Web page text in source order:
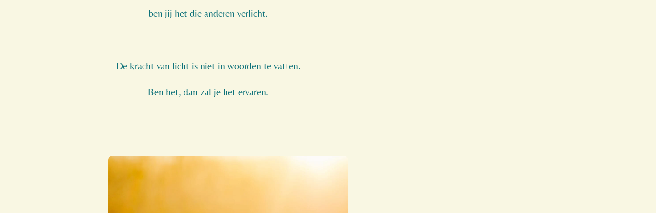
ben jij het die anderen verlicht.
De kracht van licht is niet in woorden te vatten.
Ben het, dan zal je het ervaren.